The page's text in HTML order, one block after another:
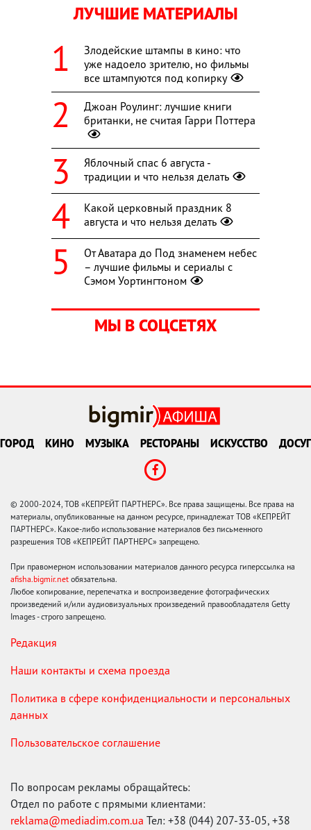
ЛУЧШИЕ МАТЕРИАЛЫ
Злодейские штампы в кино: что
уже надоело зрителю, но фильмы
все штампуются под копирку
Джоан Роулинг: лучшие книги
британки, не считая Гарри Поттера
Яблочный спас 6 августа -
традиции и что нельзя делать
Какой церковный праздник 8
августа и что нельзя делать
От Аватара до Под знаменем небес
– лучшие фильмы и сериалы с
Сэмом Уортингтоном
МЫ В СОЦСЕТЯХ
ГОРОД КИНО МУЗЫКА РЕСТОРАНЫ ИСКУССТВО ДОСУГ
© 2000-2024, ТОВ «КЕПРЕЙТ ПАРТНЕРС». Все права защищены. Все права на
материалы, опубликованные на данном ресурсе, принадлежат ТОВ «КЕПРЕЙТ
ПАРТНЕРС». Какое-либо использование материалов без письменного
разрешения ТОВ «КЕПРЕЙТ ПАРТНЕРС» запрещено.
При правомерном использовании материалов данного ресурса гиперссылка на
afisha.bigmir.net обязательна.
Любое копирование, перепечатка и воспроизведение фотографических
произведений и/или аудиовизуальных произведений правообладателя Getty
Images - строго запрещено.
Редакция
Наши контакты и схема проезда
Политика в сфере конфиденциальности и персональных
данных
Пользовательское соглашение
По вопросам рекламы обращайтесь:
Отдел по работе с прямыми клиентами:
reklama@mediadim.com.ua Тел: +38 (044) 207-33-05, +38